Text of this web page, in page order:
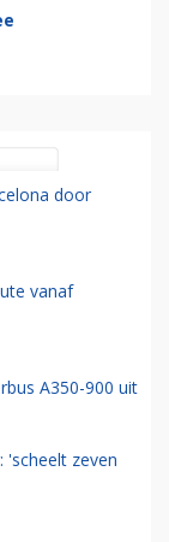
door
vanaf
A350-900 uit
'scheelt zeven